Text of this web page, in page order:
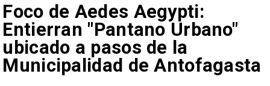
Hasta 80 km/h: Actualizan
Alerta Temprana Preventiva
por viento en la Región de
Antofagasta